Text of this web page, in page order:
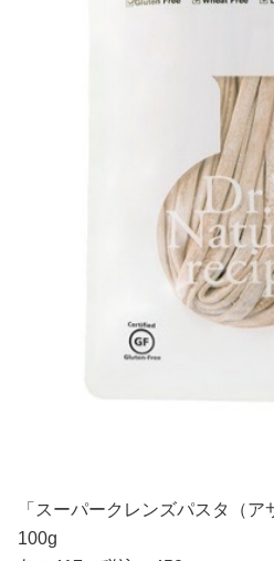
「スーパークレンズパスタ（ア
100g